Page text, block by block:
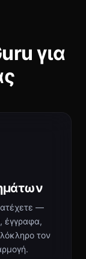
για
—
έγγραφα,
τον